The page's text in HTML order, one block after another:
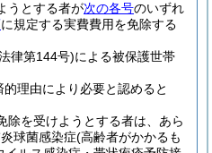
うとする者が次の各号のいずれ
に規定する実費費用を免除する
律第144号)による被保護世帯
理由により必要と認めると
除を受けようとする者は、あら
球菌感染症(高齢者がかかるも